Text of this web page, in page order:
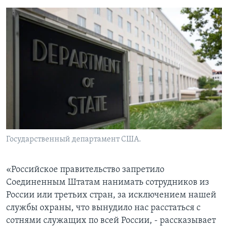
Государственный департамент США.
«Российское правительство запретило
Соединенным Штатам нанимать сотрудников из
России или третьих стран, за исключением нашей
службы охраны, что вынудило нас расстаться с
сотнями служащих по всей России, - рассказывает